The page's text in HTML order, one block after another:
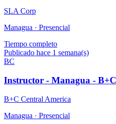
SLA Corp
Managua · Presencial
Tiempo completo
Publicado hace 1 semana(s)
BC
Instructor - Managua -
B+C Central America
Managua · Presencial